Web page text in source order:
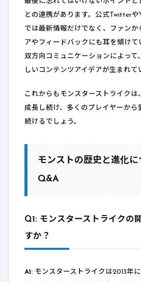
との連携があります。公式Twitterや
では最新情報だけでなく、ファンか
アやフィードバックにも耳を傾けて
双方向コミュニケーションによって
しいコンテンツアイデアが生まれて
これからもモンスターストライクは
成長し続け、多くのプレイヤーから
続けるでしょう。
モンストの歴史と進化に
Q&A
Q1: モンスターストライクの
すか？
A1:モンスターストライクは2013年